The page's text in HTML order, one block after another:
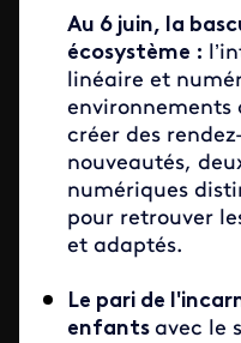
Au 6 juin, la
écosystème :
linéaire et
environnements
créer des
nouveautés,
numériques
pour retrouver
et adaptés.
Le pari de
enfants avec le